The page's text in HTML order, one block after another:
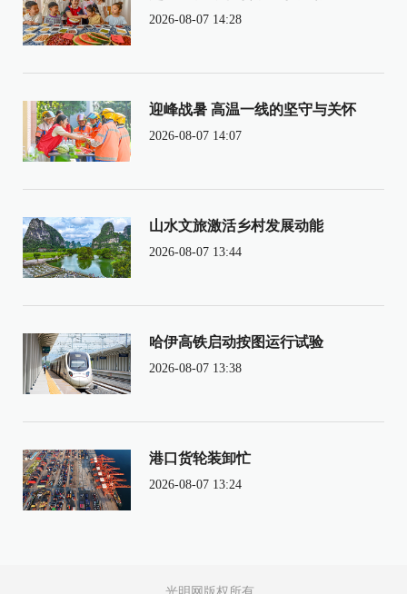
2026-08-07 14:28
迎峰战暑 高温一线的坚守与关怀
2026-08-07 14:07
山水文旅激活乡村发展动能
2026-08-07 13:44
哈伊高铁启动按图运行试验
2026-08-07 13:38
港口货轮装卸忙
2026-08-07 13:24